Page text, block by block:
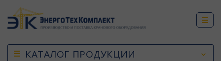
КАТАЛОГ ПРОДУКЦИИ